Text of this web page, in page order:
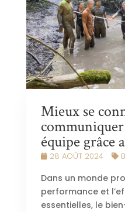
Mieux se
équipe grâce
28 AOÛT 2024
Dans un monde
performance et
essentielles, le